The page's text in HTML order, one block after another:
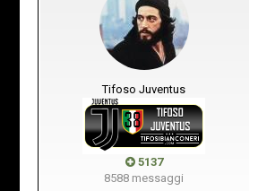
Tifoso Juventus
5137
8588 messaggi